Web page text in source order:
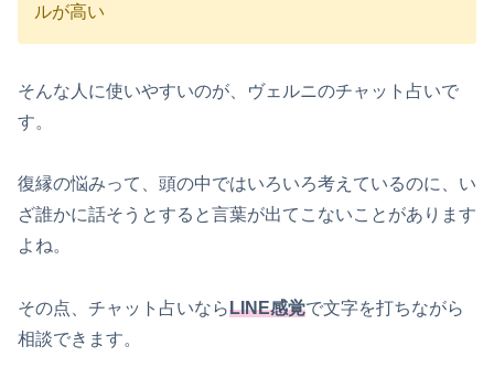
ルが高い
そんな人に使いやすいのが、ヴェルニのチャット占いで
す。
復縁の悩みって、頭の中ではいろいろ考えているのに、い
ざ誰かに話そうとすると言葉が出てこないことがあります
よね。
その点、チャット占いならLINE感覚で文字を打ちながら
相談できます。